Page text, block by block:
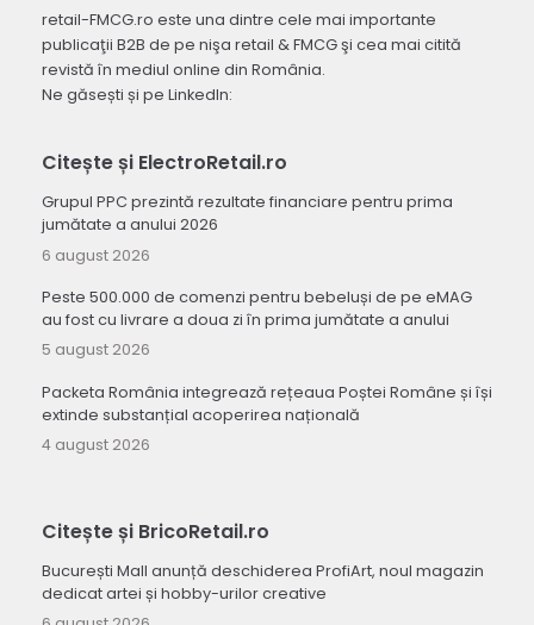
retail-FMCG.ro este una dintre cele mai importante
publicaţii B2B de pe nişa retail & FMCG şi cea mai citită
revistă în mediul online din România.
Ne găsești și pe LinkedIn:
Citește și ElectroRetail.ro
Grupul PPC prezintă rezultate financiare pentru prima
jumătate a anului 2026
6 august 2026
Peste 500.000 de comenzi pentru bebeluși de pe eMAG
au fost cu livrare a doua zi în prima jumătate a anului
5 august 2026
Packeta România integrează rețeaua Poștei Române și își
extinde substanțial acoperirea națională
4 august 2026
Citește și BricoRetail.ro
București Mall anunță deschiderea ProfiArt, noul magazin
dedicat artei și hobby-urilor creative